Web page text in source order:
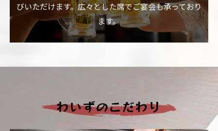
びいただけます。広々とした席でご宴会も承っており
ます。
わいずのこだわり